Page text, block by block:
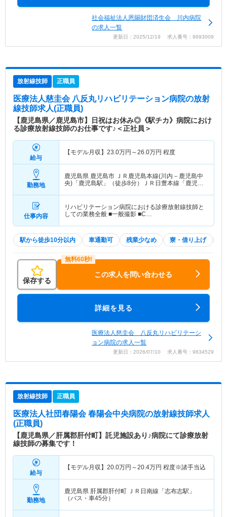
社会福祉法人恩賜財団済生会 川内病院
の求人一覧
更新日：2025/12/19 求人番号：9693009
放射線技師 正職員
医療法人慈圭会 八反丸リハビリテーション病院の放射
線技師求人(正職員)
【鹿児島県／鹿児島市】日祝はお休み◎《駅チカ》病院におけ
る診療放射線技師のお仕事です♪＜正社員＞
給与
【モデル月収】 23.0万円～26.0万円 程度
勤務地
鹿児島県 鹿児島市
ＪＲ鹿児島本線(川内－鹿児島中
央)「鹿児島駅」（徒歩8分）ＪＲ日豊本線「鹿児島
仕事内容
リハビリテーション病院における診療放射線技師と
しての業務全般 ■一般撮影 ■C…
駅から徒歩10分以内 車通勤可 残業少なめ 寮・借り上げ
保存する
この求人を問い合わせる
詳細を見る
医療法人慈圭会 八反丸リハビリテーシ
ョン病院の求人一覧
更新日：2026/07/10 求人番号：9834529
放射線技師 正職員
医療法人社団春陽会 春陽会中央病院の放射線技師求人
(正職員)
【鹿児島県／肝属郡肝付町】託児施設あり♪病院にて診療放射
線技師の募集です！
給与
【モデル月収】 20.0万円～20.4万円 程度※諸手当込
勤務地
鹿児島県 肝属郡肝付町
ＪＲ日南線「志布志駅」
（バス・車45分）